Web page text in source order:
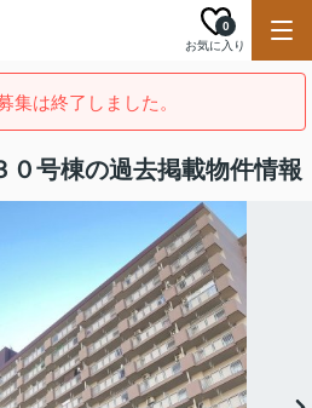
お気に入り
0
集は終了しました。
０号棟の過去掲載物件情報